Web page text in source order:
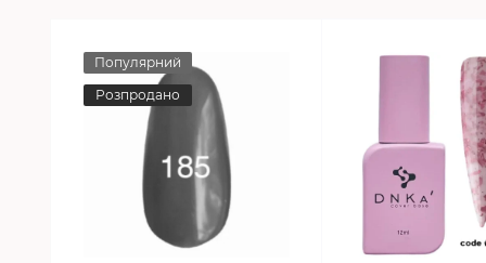
Популярний
Розпродано